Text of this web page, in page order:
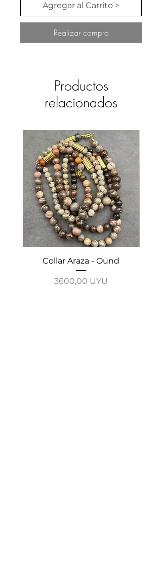
Agregar al Carrito >
Realizar compra
Productos
relacionados
Collar Araza - Ound
Precio
3600,00 UYU